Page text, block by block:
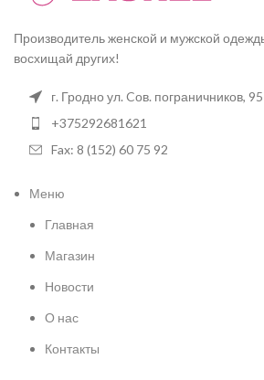
Производитель женской и мужской
восхищай других!
г. Гродно ул. Cов. пограничников, 95
+375292681621
Fax: 8 (152) 60 75 92
Меню
Главная
Магазин
Новости
О нас
Контакты